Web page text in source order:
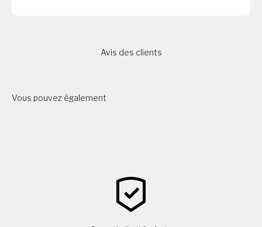
Avis des clients
Vous pouvez également